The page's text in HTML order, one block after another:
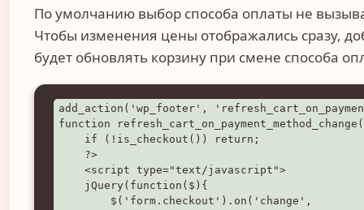
По умолчанию выбор способа оплаты не
Чтобы изменения цены отображались сразу,
будет обновлять корзину при смене способа
add_action('wp_footer',
function